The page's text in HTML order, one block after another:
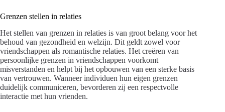
Grenzen stellen in relaties
Het stellen van grenzen in relaties is van groot belang voor het
behoud van gezondheid en welzijn. Dit geldt zowel voor
vriendschappen als romantische relaties. Het creëren van
persoonlijke grenzen in vriendschappen voorkomt
misverstanden en helpt bij het opbouwen van een sterke basis
van vertrouwen. Wanneer individuen hun eigen grenzen
duidelijk communiceren, bevorderen zij een respectvolle
interactie met hun vrienden.